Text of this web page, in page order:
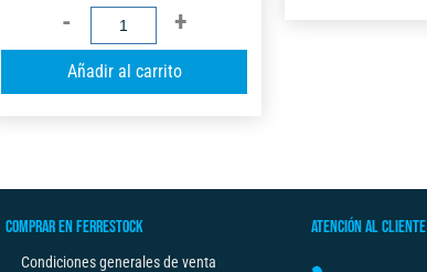
FLEXÓMETRO
SERIE
C/FRENO
FSK
cantidad
Añadir al carrito
COMPRAR EN FERRESTOCK
Condiciones generales de venta
ATENCIÓN AL CLIENTE